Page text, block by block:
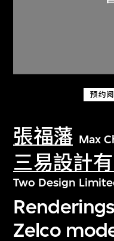
预约
張福藩 Max
三易設計
Two Design
Zelco
关于M+藏品
探索世界顶级
文化藏品。